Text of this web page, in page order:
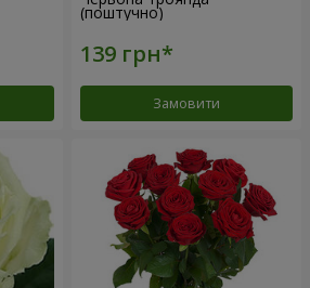
(поштучно)
Замовити